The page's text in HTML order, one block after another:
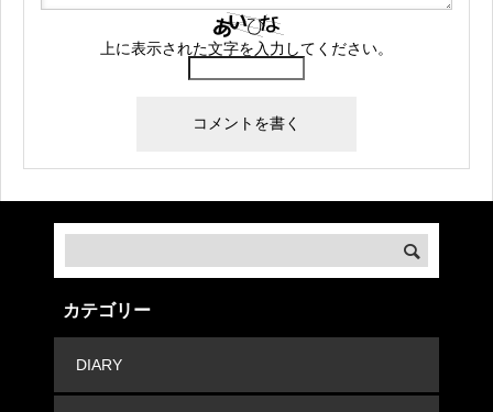
上に表示された文字を入力してください。
カテゴリー
DIARY